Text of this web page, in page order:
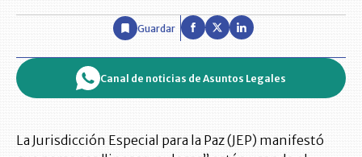
Guardar
Canal de noticias de Asuntos Legales
La Jurisdicción Especial para la Paz (JEP) manifestó